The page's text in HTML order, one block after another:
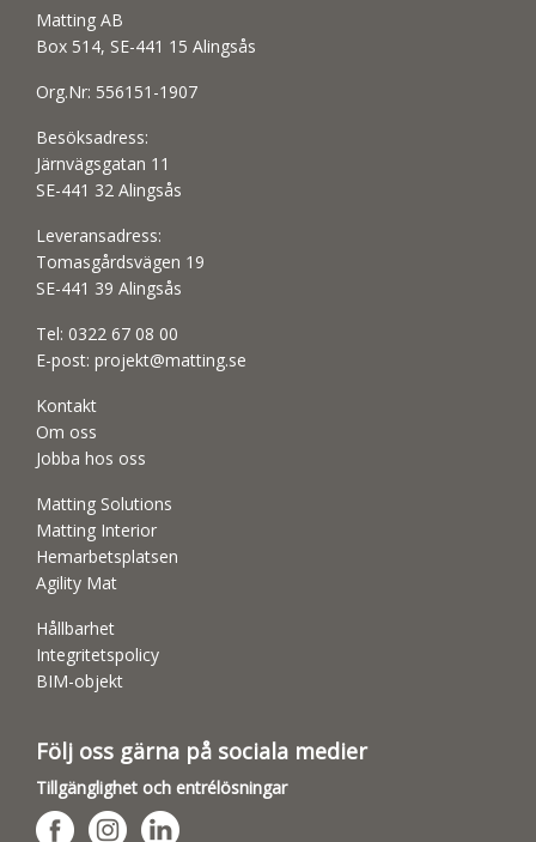
Matting AB
Box 514, SE-441 15 Alingsås
Org.Nr: 556151-1907
Besöksadress:
Järnvägsgatan 11
SE-441 32 Alingsås
Leveransadress:
Tomasgårdsvägen 19
SE-441 39 Alingsås
Tel: 0322 67 08 00
E-post: projekt@matting.se
Kontakt
Om oss
Jobba hos oss
Matting Solutions
Matting Interior
Hemarbetsplatsen
Agility Mat
Hållbarhet
Integritetspolicy
BIM-objekt
Följ oss gärna på sociala medier
Tillgänglighet och entrélösningar